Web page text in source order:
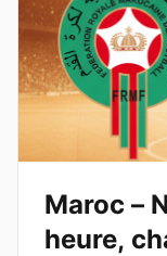
Maroc –
heure,